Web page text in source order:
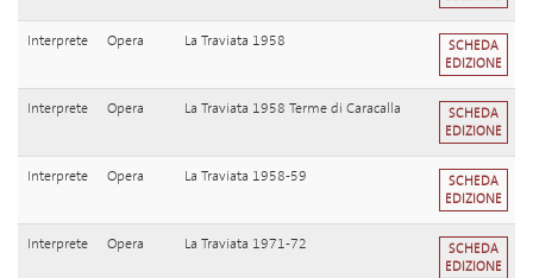
Interprete Opera La Traviata 1958
SCHEDA
EDIZIONE
Interprete Opera La Traviata 1958 Terme di Caracalla
SCHEDA
EDIZIONE
Interprete Opera La Traviata 1958-59
SCHEDA
EDIZIONE
Interprete Opera La Traviata 1971-72
SCHEDA
EDIZIONE